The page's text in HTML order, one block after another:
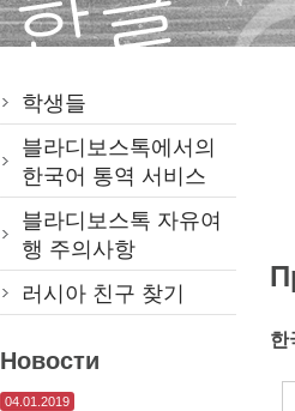
한
학생들
블라디보스톡에서의
한국어 통역 서비스
블라디보스톡 자유여
행 주의사항
러시아 친구 찾기
Новости
04.01.2019